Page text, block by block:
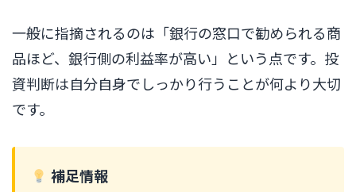
一般に指摘されるのは「銀行の窓口で勧められる商
品ほど、銀行側の利益率が高い」という点です。投
資判断は自分自身でしっかり行うことが何より大切
です。
補足情報